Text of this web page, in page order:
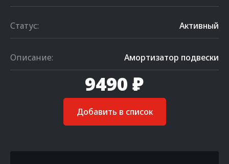
Статус: Активный
Описание: Амортизатор подвески
9490 ₽
Добавить в список